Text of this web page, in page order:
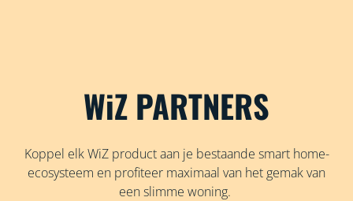
WiZ PARTNERS
Koppel elk WiZ product aan je bestaande smart home-
ecosysteem en profiteer maximaal van het gemak van
een slimme woning.